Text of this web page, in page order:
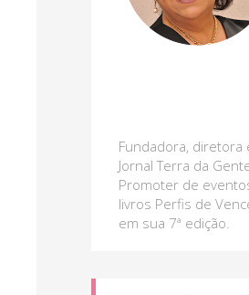
Fundadora, diretora
Jornal Terra da
Promoter de
livros Perfis de
em sua 7ª edição.